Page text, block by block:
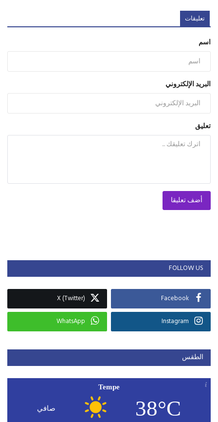
تعليقات
اسم
البريد الإلكتروني
تعليق
أضف تعليقا
FOLLOW US
Facebook
X (Twitter)
Instagram
WhatsApp
الطقس
Tempe
38°C صافي